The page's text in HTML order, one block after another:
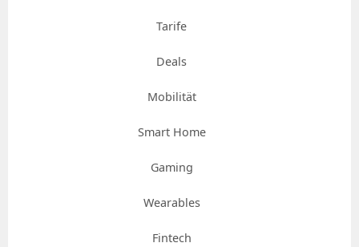
Tarife
Deals
Mobilität
Smart Home
Gaming
Wearables
Fintech